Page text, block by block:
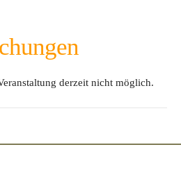
derzeit nicht möglich.